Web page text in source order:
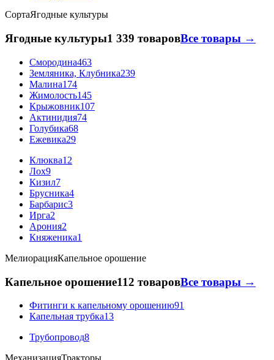
СортаЯгодные культуры
Ягодные культуры1 339 товаровВсе товары →
Смородина463
Земляника, Клубника239
Малина174
Жимолость145
Крыжовник107
Актинидия74
Голубика68
Ежевика29
Клюква12
Лох9
Кизил7
Брусника4
Барбарис3
Ирга2
Арония2
Княженика1
МелиорацияКапельное орошение
Капельное орошение112 товаровВсе товары →
Фитинги к капельному орошению91
Капельная трубка13
Трубопровод8